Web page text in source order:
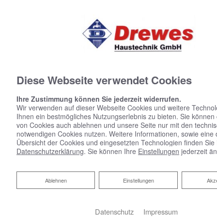
Diese Webseite verwendet Cookies
Ihre Zustimmung können Sie jederzeit widerrufen.
Wir verwenden auf dieser Webseite Cookies und weitere
Ihnen ein bestmögliches Nutzungserlebnis zu bieten. Sie können
von Cookies auch ablehnen und unsere Seite nur mit den
notwendigen Cookies nutzen. Weitere Informationen, sowie eine
Übersicht der Cookies und eingesetzten Technologien finden
Datenschutzerklärung. Sie können Ihre Einstellungen jederzeit
Einstellungen
Ablehnen
Ablehnen
Datenschutz Impressum